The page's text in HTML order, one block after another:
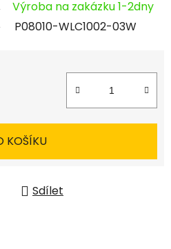
Výroba na zakázku 1-2dny
P08010-WLC1002-03W
KOŠÍKU
Sdílet